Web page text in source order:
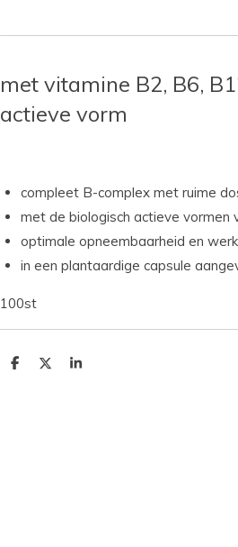
met vitamine B2, B6,
actieve vorm
compleet B-complex met ruime
met de biologisch actieve vormen
optimale opneembaarheid en
in een plantaardige capsule
100st
D
D
S